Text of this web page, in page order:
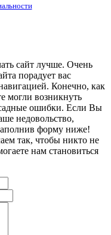
сайт лучше. Очень
порадует вас
Конечно, как
могли возникнуть
ошибки. Если Вы
недовольство,
форму ниже!
так, чтобы никто не
нам становиться